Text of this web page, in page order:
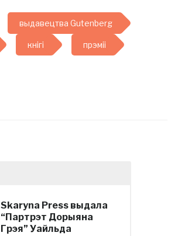
выдавецтва Gutenberg
кнігі прэміі
Skaryna Press выдала
“Партрэт Дорыяна
Грэя” Уайльда